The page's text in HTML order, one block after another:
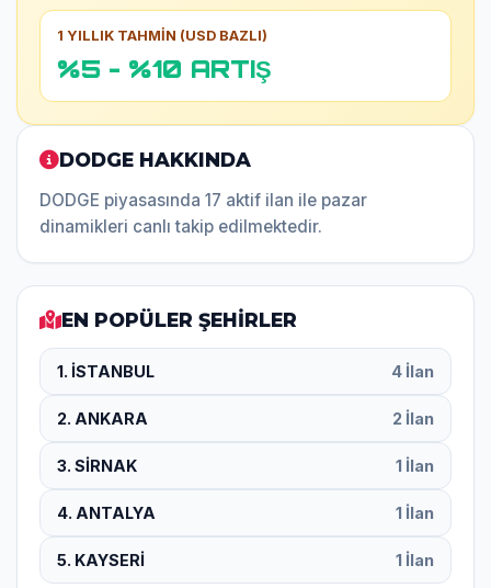
1 YILLIK TAHMİN (USD BAZLI)
%5 - %10 ARTIŞ
DODGE HAKKINDA
DODGE piyasasında 17 aktif ilan ile pazar
dinamikleri canlı takip edilmektedir.
EN POPÜLER ŞEHİRLER
1. İSTANBUL 4 İlan
2. ANKARA 2 İlan
3. SİRNAK 1 İlan
4. ANTALYA 1 İlan
5. KAYSERİ 1 İlan